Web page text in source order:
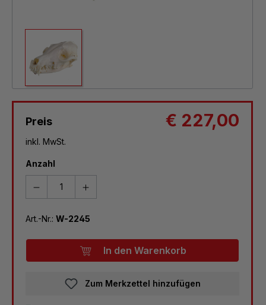
Preis € 227,00
inkl. MwSt.
Anzahl
Art.-Nr.: W-2245
In den Warenkorb
Zum Merkzettel hinzufügen